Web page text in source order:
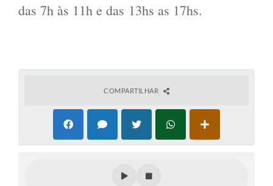
Plano Estratégico
das 7h às 11h e das 13hs as 17hs.
COMPARTILHAR